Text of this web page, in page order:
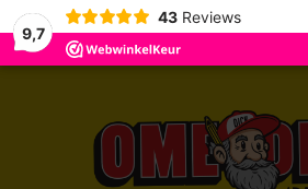
9,7
43 Reviews